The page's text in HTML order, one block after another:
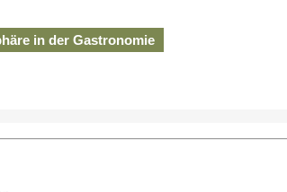
in der Gastronomie